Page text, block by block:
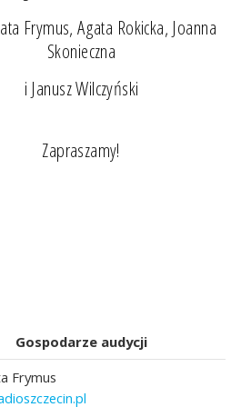
Frymus, Agata Rokicka, Joanna
Skonieczna
i Janusz Wilczyński
Zapraszamy!
Gospodarze audycji
Frymus